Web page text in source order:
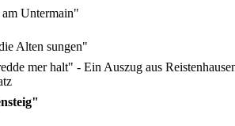
Untermain"
Alten sungen"
mer halt" - Ein Auszug aus